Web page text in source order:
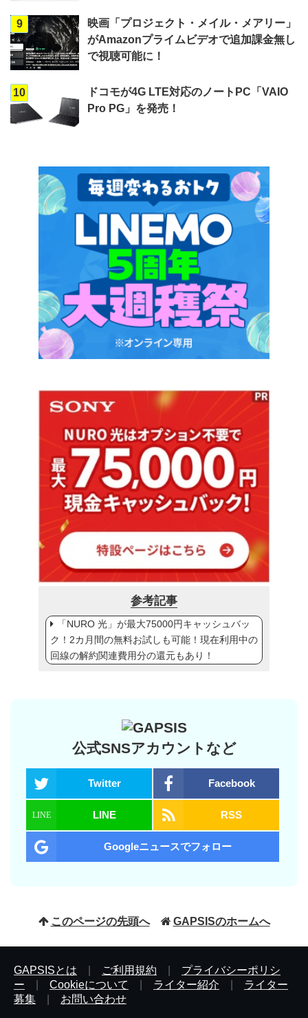
9
映画「プロジェクト・メイル・メアリー」
がAmazonプライムビデオで追加課金無し
で視聴可能に！
10
ドコモが4G LTE対応のノートPC「VAIO
Pro PG」を発売！
参考記事
「NURO 光」が最大75000円キャッシュバッ
ク！2カ月間の無料お試しも可能！現在利用中の
回線の解約関連費用分の還元もあり！
公式SNSアカウントなど
Twitter Facebook
LINE RSS
Googleニュースでフォロー
このページの先頭へ GAPSISのホームへ
GAPSISとは ご利用規約
プライバシーポリシ
ー
Cookieについて ライター紹介
ライター
募集
お問い合わせ